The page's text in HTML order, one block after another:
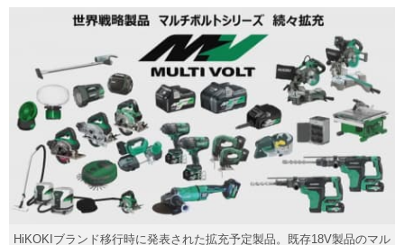
HiKOKIブランド移行時に発表された拡充予定製品。既存18V製品のマル